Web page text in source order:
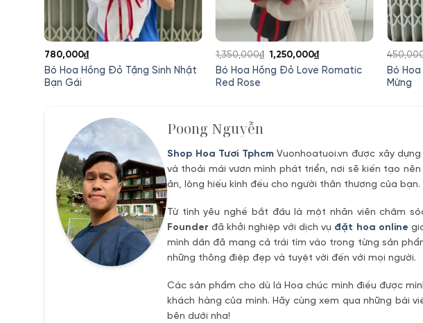
Bó Hoa Hồng Đỏ Tặng Sinh Nhật
Bạn Gái
780,000₫
Bó Hoa Hồng Đỏ Love Romatic
Red Rose
1,350,000₫ Giá
gốc
1,250,000₫Giá
hiện
Bó
Mừng
Poong Nguyễn
Shop Hoa Tươi TphcmVuonhoatuoi.vn được xây
và thoải mái vươn mình phát triển, nơi sẽ kiến tạo
ân, lòng hiếu kính đếu cho người thân thương của bạn.
Từ tình yêu nghề bắt đầu là một nhân viên chăm
Founder đã khởi nghiệp với dịch vụ đặt hoa online
mình dần đã mang cả trái tím vào trong từng sản
những thông điệp đẹp và tuyệt vời đến với mọi người.
Các sản phẩm cho dù là Hoa chúc mình điều được
khách hàng của mình. Hãy cùng xem qua những bài
bên dưới nha!